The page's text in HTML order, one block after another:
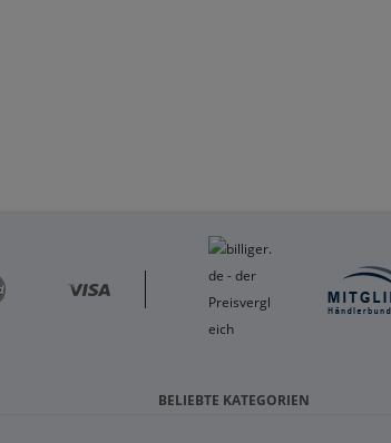
BELIEBTE KATEGORIEN